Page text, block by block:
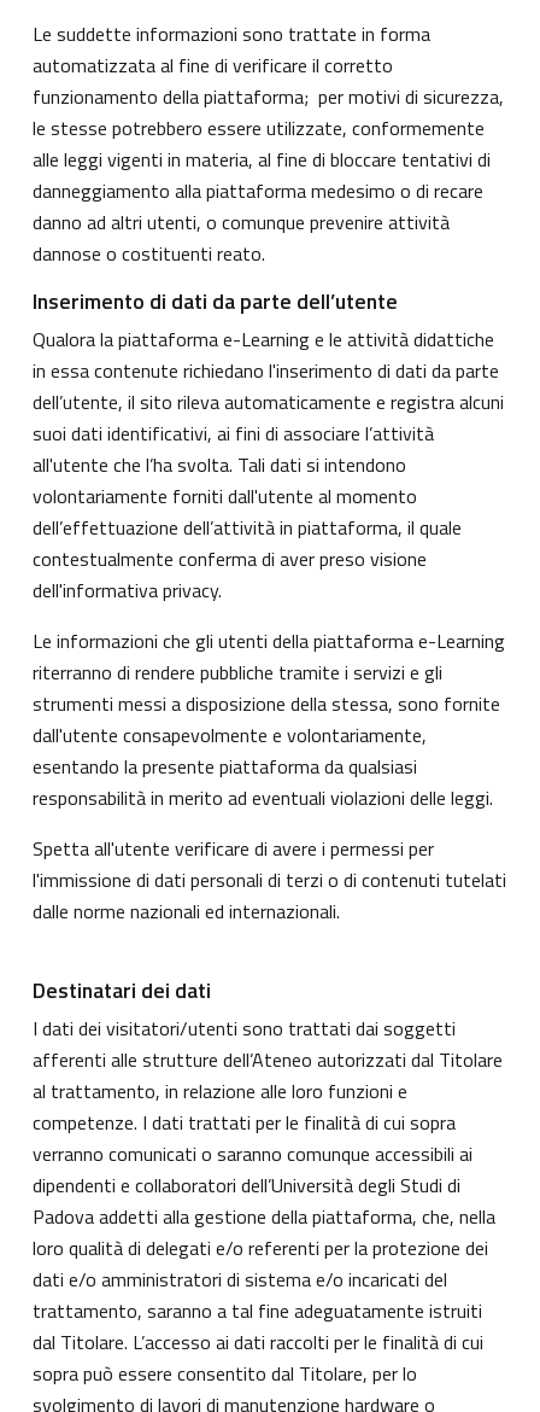
Le suddette informazioni sono trattate in forma
automatizzata al fine di verificare il corretto
funzionamento della piattaforma; per motivi di sicurezza,
le stesse potrebbero essere utilizzate, conformemente
alle leggi vigenti in materia, al fine di bloccare tentativi di
danneggiamento alla piattaforma medesimo o di recare
danno ad altri utenti, o comunque prevenire attività
dannose o costituenti reato.
Inserimento di dati da parte dell’utente
Qualora la piattaforma e-Learning e le attività didattiche
in essa contenute richiedano l'inserimento di dati da parte
dell’utente, il sito rileva automaticamente e registra alcuni
suoi dati identificativi, ai fini di associare l’attività
all'utente che l’ha svolta. Tali dati si intendono
volontariamente forniti dall'utente al momento
dell’effettuazione dell’attività in piattaforma, il quale
contestualmente conferma di aver preso visione
dell'informativa privacy.
Le informazioni che gli utenti della piattaforma e-Learning
riterranno di rendere pubbliche tramite i servizi e gli
strumenti messi a disposizione della stessa, sono fornite
dall'utente consapevolmente e volontariamente,
esentando la presente piattaforma da qualsiasi
responsabilità in merito ad eventuali violazioni delle leggi.
Spetta all'utente verificare di avere i permessi per
l'immissione di dati personali di terzi o di contenuti tutelati
dalle norme nazionali ed internazionali.
Destinatari dei dati
I dati dei visitatori/utenti sono trattati dai soggetti
afferenti alle strutture dell’Ateneo autorizzati dal Titolare
al trattamento, in relazione alle loro funzioni e
competenze. I dati trattati per le finalità di cui sopra
verranno comunicati o saranno comunque accessibili ai
dipendenti e collaboratori dell’Università degli Studi di
Padova addetti alla gestione della piattaforma, che, nella
loro qualità di delegati e/o referenti per la protezione dei
dati e/o amministratori di sistema e/o incaricati del
trattamento, saranno a tal fine adeguatamente istruiti
dal Titolare. L’accesso ai dati raccolti per le finalità di cui
sopra può essere consentito dal Titolare, per lo
svolgimento di lavori di manutenzione hardware o